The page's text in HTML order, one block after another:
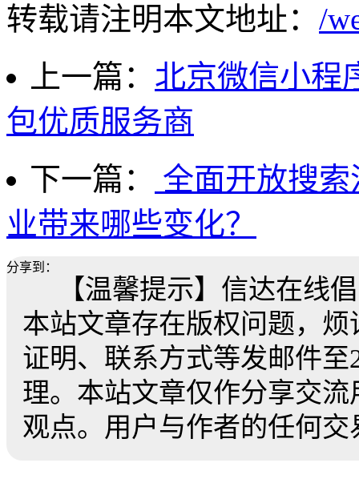
转载请注明本文地址： /
上一篇： 北京微信小程
包优质服务商
下一篇：
全面开放搜
业带来哪些变化？
分享到：
【温馨提示】信达在线
本站文章存在版权问题，
证明、联系方式等发邮件至
理。本站文章仅作分享交
观点。用户与作者的任何